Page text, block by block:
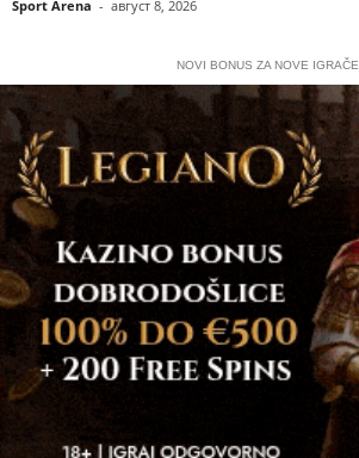
Sport Arena - август 8, 2026
NOVI BONUS ZA NOVE IGRAČE